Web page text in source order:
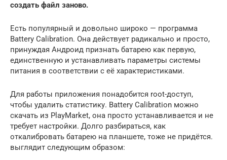
создать файл заново.
Есть популярный и довольно широко — программа
Battery Calibration. Она действует радикально и просто,
принуждая Андроид признать батарею как первую,
единственную и устанавливать параметры системы
питания в соответствии с её характеристиками.
Для работы приложения понадобится root-доступ,
чтобы удалить статистику. Battery Calibration можно
скачать из PlayMarket, она просто устанавливается и не
требует настройки. Долго разбираться, как
откалибровать батарею на планшете, тоже не придётся.
выглядит следующим образом: